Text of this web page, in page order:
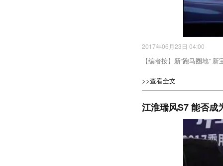
2017年06月23日 04:00
【编者按】新“跑马圈地”
>>查看全文
江淮瑞风S7 能否成